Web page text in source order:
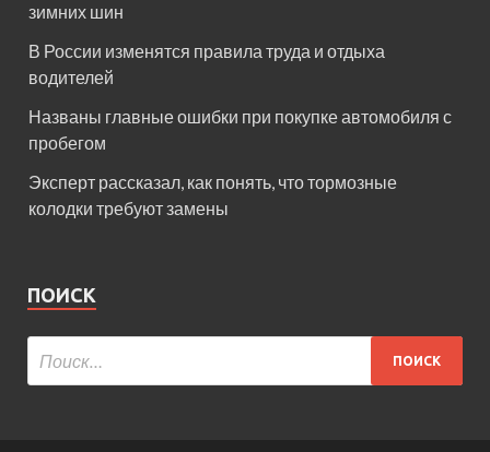
зимних шин
В России изменятся правила труда и отдыха
водителей
Названы главные ошибки при покупке автомобиля с
пробегом
Эксперт рассказал, как понять, что тормозные
колодки требуют замены
ПОИСК